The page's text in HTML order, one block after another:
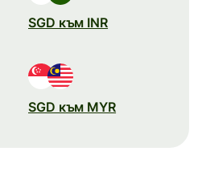
SGD към INR
SGD към MYR